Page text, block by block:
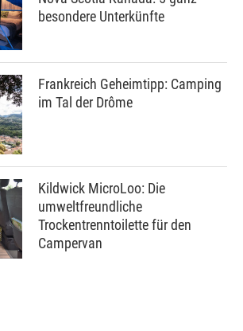
besondere Unterkünfte
Frankreich Geheimtipp: Camping
im Tal der Drôme
Kildwick MicroLoo: Die
umweltfreundliche
Trockentrenntoilette für den
Campervan